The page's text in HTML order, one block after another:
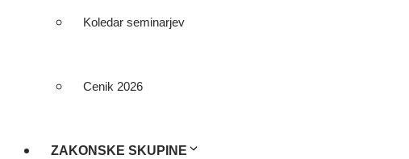
Koledar seminarjev
Cenik 2026
ZAKONSKE SKUPINE